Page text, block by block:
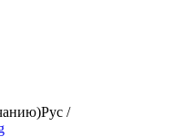
Рус /